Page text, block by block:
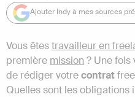
Ajouter Indy à mes sources
Vous êtestravailleur en
première mission ? Une fois
de rédiger votrecontrat
Quelles sont les obligations